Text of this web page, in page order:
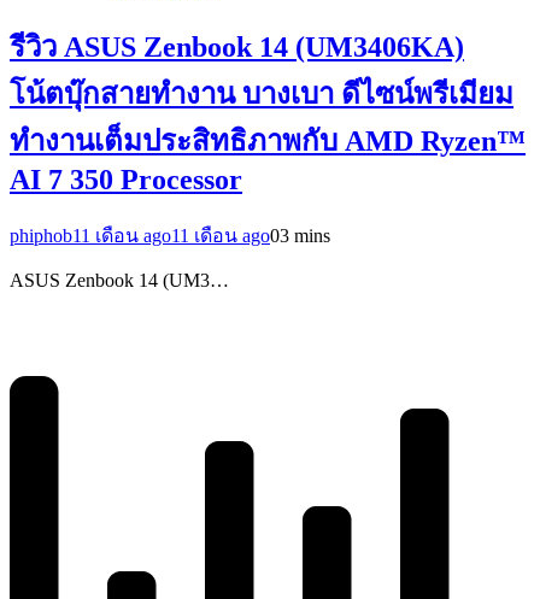
รีวิว ASUS Zenbook 14 (UM3406KA)
โน้ตบุ๊กสายทำงาน บางเบา ดีไซน์พรีเมียม
ทำงานเต็มประสิทธิภาพกับ AMD Ryzen™
AI 7 350 Processor
phiphob11 เดือน ago11 เดือน ago03 mins
ASUS Zenbook 14 (UM3…